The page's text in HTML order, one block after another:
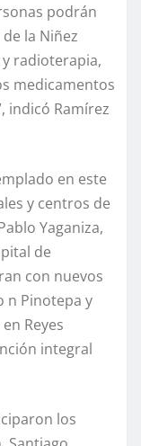
podrán
la Niñez
radioterapia,
medicamentos
indicó Ramírez
en este
y centros de
Yaganiza,
de
con nuevos
n Pinotepa y
Reyes
integral
los